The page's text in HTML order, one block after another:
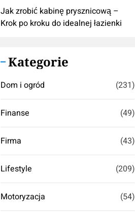
Jak zrobić kabinę prysznicową –
Krok po kroku do idealnej łazienki
Kategorie
Dom i ogród (231)
Finanse (49)
Firma (43)
Lifestyle (209)
Motoryzacja (54)